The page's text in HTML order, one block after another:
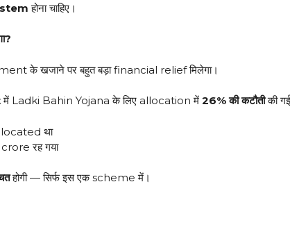
होना चाहिए।
के खजाने पर बहुत बड़ा financial relief मिलेगा।
में Ladki Bahin Yojana के लिए allocation में 26% की कटौतीकी
था
रह गया
होगी — सिर्फ इस एक scheme में।